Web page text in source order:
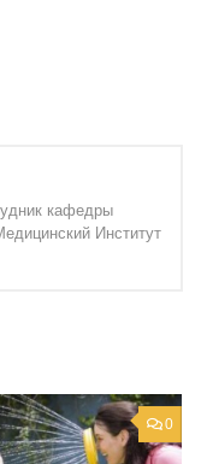
кафедры
Институт
0